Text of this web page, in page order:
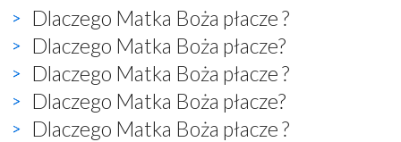
Dlaczego Matka Boża płacze ?
Dlaczego Matka Boża płacze?
Dlaczego Matka Boża płacze ?
Dlaczego Matka Boża płacze?
Dlaczego Matka Boża płacze ?